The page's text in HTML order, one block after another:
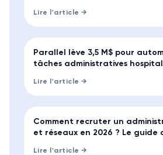
Lire l'article →
LEVÉE
Parallel lève 3,5 M$ pour
tâches administratives
Lire l'article →
GUIDE
Comment recruter un
et réseaux en 2026 ? Le guide
Lire l'article →